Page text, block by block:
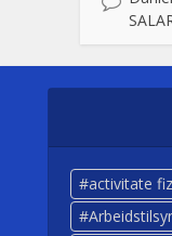
activitate